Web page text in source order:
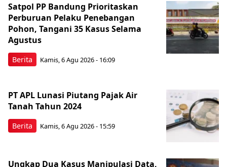
Berita
Satpol PP Bandung Prioritaskan
Perburuan Pelaku Penebangan
Pohon, Tangani 35 Kasus Selama
Agustus
Kamis, 6 Agu 2026 - 16:09
Berita
PT APL Lunasi Piutang Pajak Air
Tanah Tahun 2024
Kamis, 6 Agu 2026 - 15:59
Ungkap Dua Kasus Manipulasi Data,